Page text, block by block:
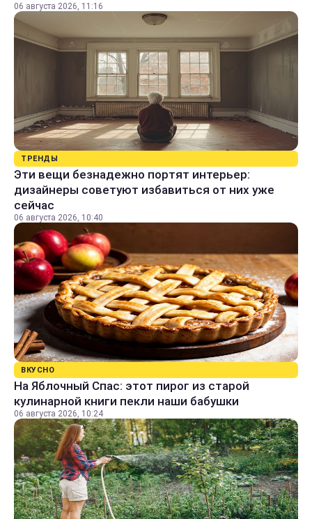
06 августа 2026, 11:16
ТРЕНДЫ
Эти вещи безнадежно портят интерьер:
дизайнеры советуют избавиться от них уже
сейчас
06 августа 2026, 10:40
ВКУСНО
На Яблочный Спас: этот пирог из старой
кулинарной книги пекли наши бабушки
06 августа 2026, 10:24